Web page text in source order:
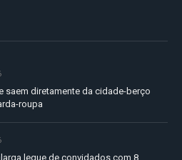
saem diretamente da cidade-berço
roupa
leque de convidados com 8